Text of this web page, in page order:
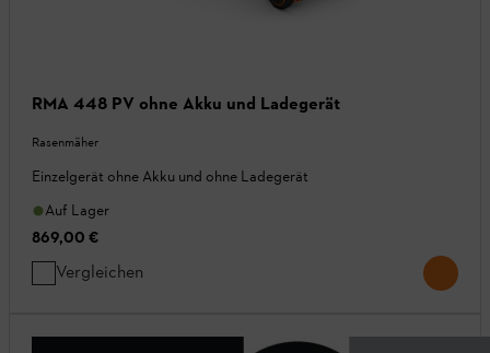
RMA 448 PV ohne Akku und Ladegerät
Rasenmäher
Einzelgerät ohne Akku und ohne Ladegerät
Auf Lager
869,00 €
Vergleichen